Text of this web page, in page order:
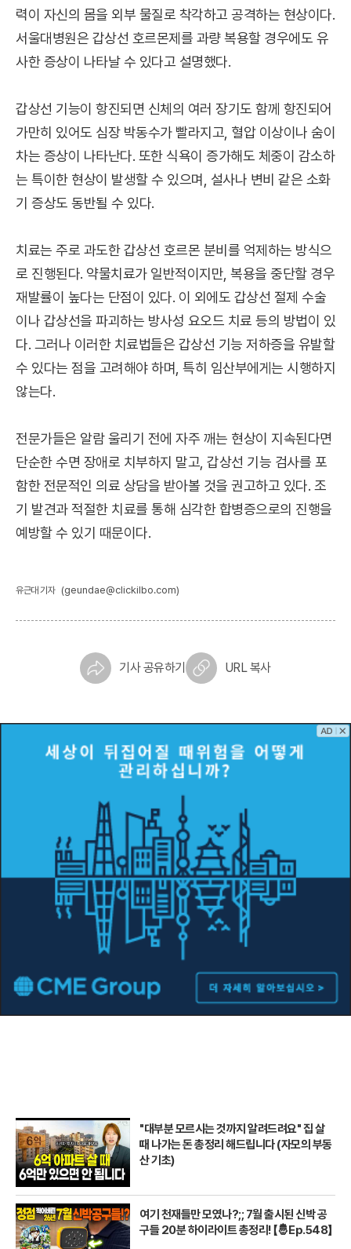
력이 자신의 몸을 외부 물질로 착각하고 공격하는 현상이다.
서울대병원은 갑상선 호르몬제를 과량 복용할 경우에도 유
사한 증상이 나타날 수 있다고 설명했다.
갑상선 기능이 항진되면 신체의 여러 장기도 함께 항진되어
가만히 있어도 심장 박동수가 빨라지고, 혈압 이상이나 숨이
차는 증상이 나타난다. 또한 식욕이 증가해도 체중이 감소하
는 특이한 현상이 발생할 수 있으며, 설사나 변비 같은 소화
기 증상도 동반될 수 있다.
치료는 주로 과도한 갑상선 호르몬 분비를 억제하는 방식으
로 진행된다. 약물치료가 일반적이지만, 복용을 중단할 경우
재발률이 높다는 단점이 있다. 이 외에도 갑상선 절제 수술
이나 갑상선을 파괴하는 방사성 요오드 치료 등의 방법이 있
다. 그러나 이러한 치료법들은 갑상선 기능 저하증을 유발할
수 있다는 점을 고려해야 하며, 특히 임산부에게는 시행하지
않는다.
전문가들은 알람 울리기 전에 자주 깨는 현상이 지속된다면
단순한 수면 장애로 치부하지 말고, 갑상선 기능 검사를 포
함한 전문적인 의료 상담을 받아볼 것을 권고하고 있다. 조
기 발견과 적절한 치료를 통해 심각한 합병증으로의 진행을
예방할 수 있기 때문이다.
유근대 기자 (geundae@clickilbo.com)
기사 공유하기 URL 복사
"대부분 모르시는 것까지 알려드려요" 집 살
때 나가는 돈 총정리 해드립니다 (자모의 부동
산 기초)
여기 천재들만 모였나?;; 7월 출시된 신박 공
구들 20분 하이라이트 총정리! 【🤴Ep.548】